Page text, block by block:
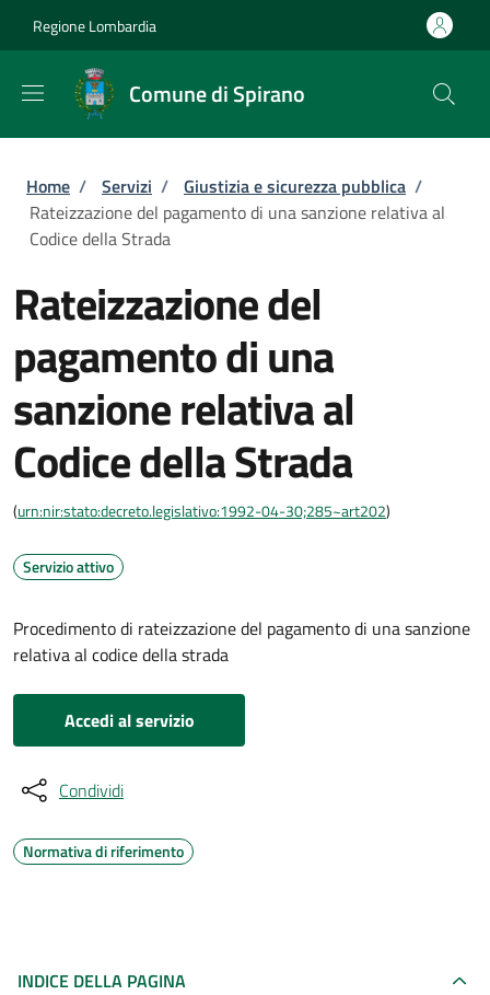
Regione Lombardia
Comune di Spirano
Briciole di pane
Home / Servizi / Giustizia e sicurezza pubblica /
Rateizzazione del pagamento di una sanzione relativa al
Codice della Strada
Rateizzazione del
pagamento di una
sanzione relativa al
Codice della Strada
(urn:nir:stato:decreto.legislativo:1992-04-30;285~art202)
Servizio attivo
Procedimento di rateizzazione del pagamento di una sanzione
relativa al codice della strada
Accedi al servizio
Condividi
Normativa di riferimento
INDICE DELLA PAGINA